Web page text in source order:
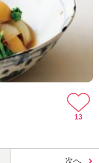
13
次へ